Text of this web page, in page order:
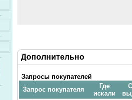
Дополнительно
Запросы покупателей
Запрос покупателя
Где
искали